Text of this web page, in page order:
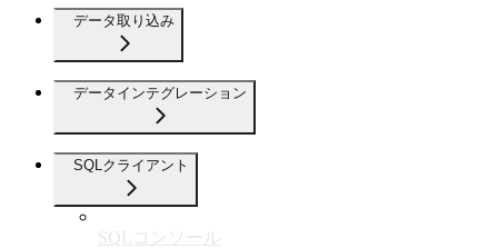
データ取り込み
データインテグレーション
SQLクライアント
SQLコンソール